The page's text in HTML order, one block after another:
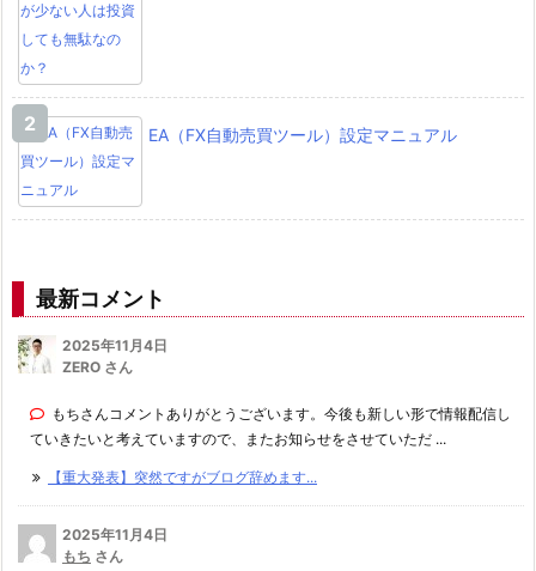
EA（FX自動売買ツール）設定マニュアル
最新コメント
2025年11月4日
ZERO さん
もちさんコメントありがとうございます。今後も新しい形で情報配信し
ていきたいと考えていますので、またお知らせをさせていただ ...
【重大発表】突然ですがブログ辞めます...
2025年11月4日
もち さん